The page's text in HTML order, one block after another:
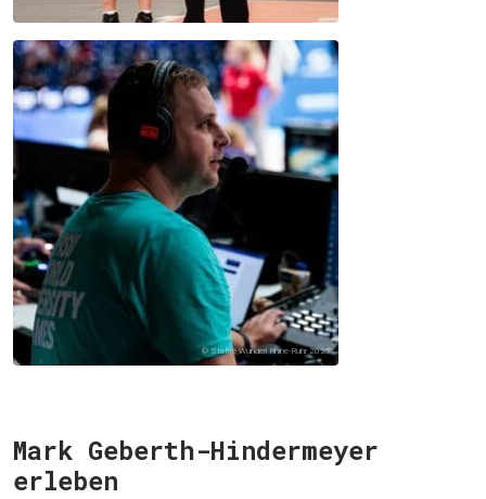
© Steffie Wunderl Rhine-Ruhr 2025
Mark Geberth-Hindermeyer
erleben